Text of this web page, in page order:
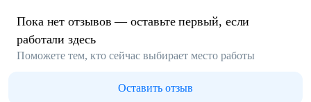
Пока нет отзывов — оставьте первый, если
работали здесь
Поможете тем, кто сейчас выбирает место работы
Оставить отзыв